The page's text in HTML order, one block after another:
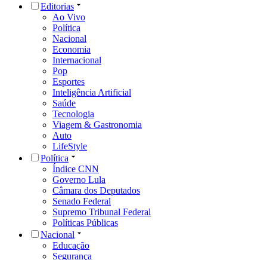
Editorias
Ao Vivo
Política
Nacional
Economia
Internacional
Pop
Esportes
Inteligência Artificial
Saúde
Tecnologia
Viagem & Gastronomia
Auto
LifeStyle
Política
Índice CNN
Governo Lula
Câmara dos Deputados
Senado Federal
Supremo Tribunal Federal
Políticas Públicas
Nacional
Educação
Segurança